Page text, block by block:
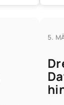
5.